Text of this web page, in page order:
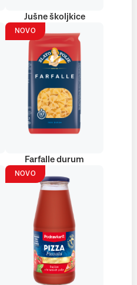
Jušne školjkice
NOVO
Farfalle durum
NOVO